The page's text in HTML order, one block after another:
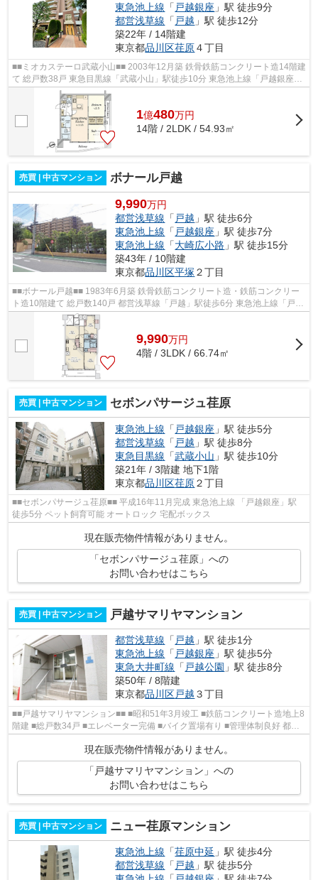
東急池上線 「 戸越銀座 」駅 徒歩9分
都営浅草線 「 戸越 」駅 徒歩12分
築22年 / 14階建
東京都品川区荏原４丁目
■■ミオカステーロ武蔵小山■■ 2003年12月築 鉄骨鉄筋コンクリート造14階建
て 総戸数38戸 東急目黒線「武蔵小山」駅徒歩10分 東急池上線「戸越銀座」
駅徒歩9分 ■仲介手数料割引キャ...
1億480万円
14階 / 2LDK / 54.93㎡
売買 | 中古マンション ボナール戸越
9,990万円
都営浅草線 「 戸越 」駅 徒歩6分
東急池上線 「 戸越銀座 」駅 徒歩7分
東急池上線 「大崎広小路 」駅 徒歩15分
築43年 / 10階建
東京都品川区平塚２丁目
■■ボナール戸越■■ 1983年6月築 鉄骨鉄筋コンクリート造・鉄筋コンクリー
ト造10階建て 総戸数140戸 都営浅草線「戸越」駅徒歩6分 東急池上線「戸越
銀座」駅徒歩7分 新耐震基準マンシ...
9,990万円
4階 / 3LDK / 66.74㎡
売買 | 中古マンション セボンパサージュ荏原
東急池上線 「 戸越銀座 」駅 徒歩5分
都営浅草線 「 戸越 」駅 徒歩8分
東急目黒線 「武蔵小山 」駅 徒歩10分
築21年 / 3階建 地下1階
東京都品川区荏原２丁目
■■セボンパサージュ荏原■■ 平成16年11月完成 東急池上線 「戸越銀座」駅
徒歩5分 ペット飼育可能 オートロック 宅配ボックス
現在販売物件情報がありません。
「セボンパサージュ荏原」への
お問い合わせはこちら
売買 | 中古マンション 戸越サマリヤマンション
都営浅草線 「 戸越 」駅 徒歩1分
東急池上線 「 戸越銀座 」駅 徒歩5分
東急大井町線 「 戸越公園 」駅 徒歩8分
築50年 / 8階建
東京都品川区戸越 ３丁目
■■戸越サマリヤマンション■■ ■昭和51年3月竣工 ■鉄筋コンクリート造地上8
階建 ■総戸数34戸 ■エレベーター完備 ■バイク置場有り ■管理体制良好 都営
現在販売物件情報がありません。
「戸越サマリヤマンション」への
お問い合わせはこちら
売買 | 中古マンション ニュー荏原マンション
東急池上線 「荏原中延 」駅 徒歩4分
都営浅草線 「 戸越 」駅 徒歩5分